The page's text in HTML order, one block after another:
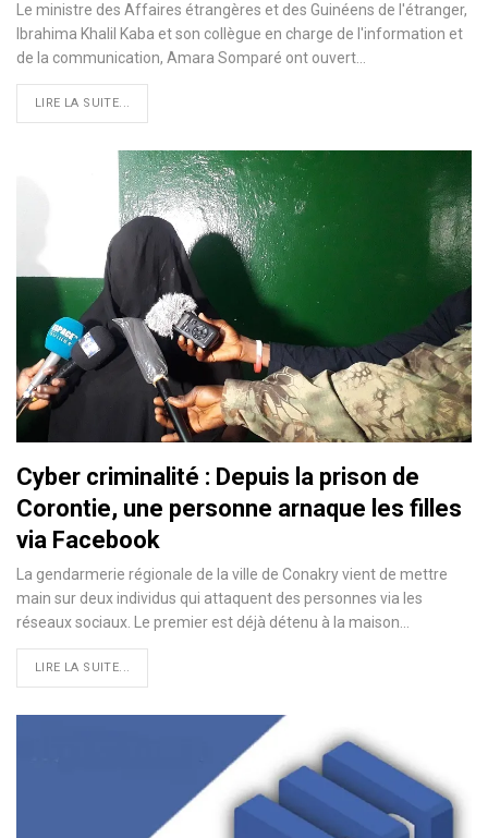
Le ministre des Affaires étrangères et des Guinéens de l'étranger,
Ibrahima Khalil Kaba et son collègue en charge de l'information et
de la communication, Amara Somparé ont ouvert…
LIRE LA SUITE...
Cyber criminalité : Depuis la prison de
Corontie, une personne arnaque les filles
via Facebook
La gendarmerie régionale de la ville de Conakry vient de mettre
main sur deux individus qui attaquent des personnes via les
réseaux sociaux. Le premier est déjà détenu à la maison
LIRE LA SUITE...